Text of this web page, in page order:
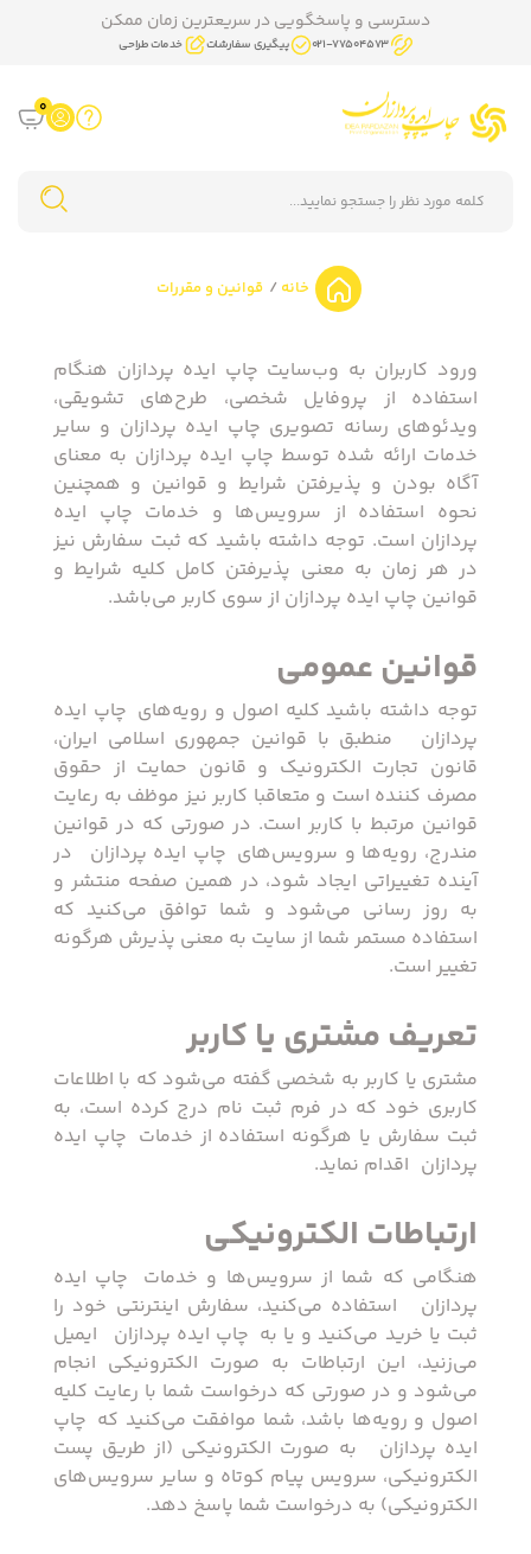
دسترسی و پاسخگویی در سریعترین زمان ممکن
021-77504573 پیگیری سفارشات خدمات طراحی
0
خانه قوانین و مقررات
ورود کاربران به وب‏‌سایت چاپ ایده پردازان هنگام
استفاده ​از پروفایل شخصی، طرح‏‌های تشویقی،
ویدئوهای رسانه تصویری چاپ ایده پردازان و سایر
خدمات ارائه شده توسط چاپ ایده پردازان به معنای
آگاه بودن و پذیرفتن شرایط و قوانین و همچنین
نحوه استفاده از سرویس‌‏ها و خدمات چاپ ایده
پردازان است. توجه داشته باشید که ثبت سفارش نیز
در هر زمان به معنی پذیرفتن کامل کلیه شرایط و
قوانین چاپ ایده پردازان از سوی کاربر می‌باشد.
​قوانین عمومی
توجه داشته باشید کلیه اصول و رویه‏‌های ‏ چاپ ایده
پردازان ‏ منطبق با قوانین جمهوری اسلامی ایران،
قانون تجارت الکترونیک و قانون حمایت از حقوق
مصرف کننده است و متعاقبا کاربر نیز موظف به رعایت
قوانین مرتبط با کاربر است. در صورتی که در قوانین
مندرج، رویه‏‌ها و سرویس‏‌های ‏ چاپ ایده پردازان ‏ در
آینده تغییراتی ایجاد شود، در همین صفحه منتشر و
به روز رسانی می‌شود و شما توافق می‏‌کنید که
استفاده مستمر شما از سایت به معنی پذیرش هرگونه
تغییر است.
تعریف مشتری یا کاربر
مشتری یا کاربر به شخصی گفته می‌شود که با اطلاعات
کاربری خود که در فرم ثبت نام درج کرده است، به
ثبت سفارش یا هرگونه استفاده از خدمات ‏ چاپ ایده
پردازان ‏ اقدام نماید.
ارتباطات الکترونیکی
هنگامی که شما از سرویس‌‏ها و خدمات ‏ چاپ ایده
پردازان ‏ استفاده می‏‌کنید، سفارش اینترنتی خود را
ثبت یا خرید می‏‌کنید و یا به ‏ چاپ ایده پردازان ‏ ایمیل
می‏‌زنید، این ارتباطات به صورت الکترونیکی انجام
می‏‌شود و در صورتی که درخواست شما با رعایت کلیه
اصول و رویه‏‌ها باشد، شما موافقت می‌‏کنید که ‏ چاپ
ایده پردازان ‏ به صورت الکترونیکی (از طریق پست
الکترونیکی، سرویس پیام کوتاه و سایر سرویس‌های
الکترونیکی) به درخواست شما پاسخ دهد.